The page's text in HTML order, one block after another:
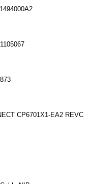
CP6701X1-EA2 REVC